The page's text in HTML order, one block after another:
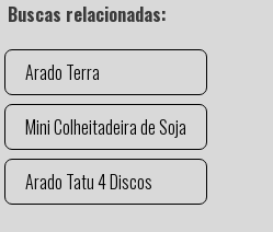
Buscas relacionadas:
Arado Terra
Mini Colheitadeira de Soja
Arado Tatu 4 Discos